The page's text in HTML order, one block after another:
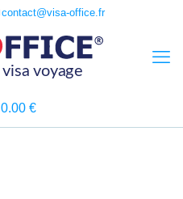
contact@visa-office.fr
0.00 €